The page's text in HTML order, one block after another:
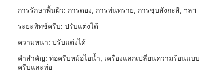
การรักษาพื้นผิว: การดอง, การพ่นทราย, การชุบสังกะสี, ฯลฯ
ระยะพิทช์ครีบ: ปรับแต่งได้
ความหนา: ปรับแต่งได้
คำสำคัญ: ท่อครีบหม้อไอน้ำ, เครื่องแลกเปลี่ยนความร้อนแบบ
ครีบและท่อ